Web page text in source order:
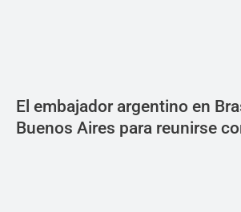
El embajador argentino en
Buenos Aires para reunirse